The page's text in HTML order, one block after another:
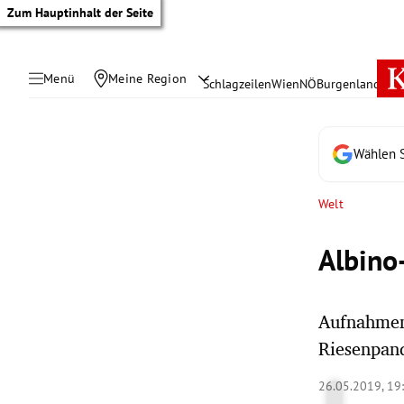
Zum Hauptinhalt der Seite
Menü Meine Region SchlagzeilenWienNÖBurgenland
Wählen
Welt
26.05.2019,